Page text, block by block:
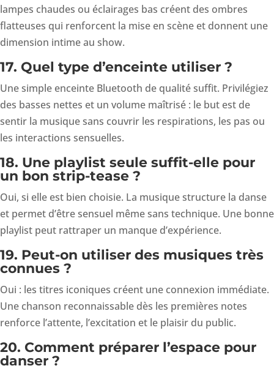
lampes chaudes ou éclairages bas créent des ombres
flatteuses qui renforcent la mise en scène et donnent une
dimension intime au show.
17. Quel type d’enceinte utiliser ?
Une simple enceinte Bluetooth de qualité suffit. Privilégiez
des basses nettes et un volume maîtrisé : le but est de
sentir la musique sans couvrir les respirations, les pas ou
les interactions sensuelles.
18. Une playlist seule suffit-elle pour
un bon strip-tease ?
Oui, si elle est bien choisie. La musique structure la danse
et permet d’être sensuel même sans technique. Une bonne
playlist peut rattraper un manque d’expérience.
19. Peut-on utiliser des musiques très
connues ?
Oui : les titres iconiques créent une connexion immédiate.
Une chanson reconnaissable dès les premières notes
renforce l’attente, l’excitation et le plaisir du public.
20. Comment préparer l’espace pour
danser ?